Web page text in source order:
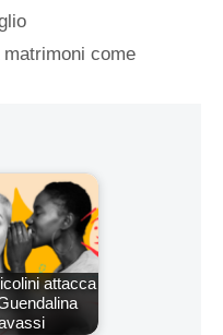
come
attacca